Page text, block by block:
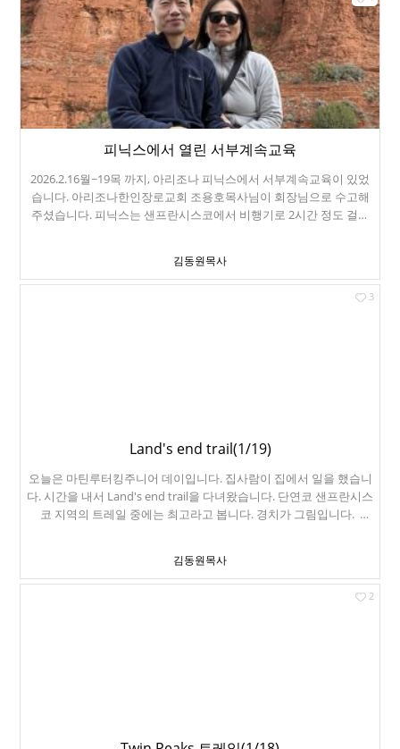
피닉스에서 열린 서부계속교육
2026.2.16월~19목 까지, 아리조나 피닉스에서 서부계속교육이 있었
습니다. 아리조나한인장로교회 조용호목사님이 회장님으로 수고해
주셨습니다. 피닉스는 샌프란시스코에서 비행기로 2시간 정도 걸립
였습니다. 참 좋은 장소였습니다. 동네 이름이 Carefree입니다. 노인
들을 위해서 만든 은퇴도시입니다. 아무 근심도 걱정도 없는 곳이라는
기에 시나구아(Sinagua)부족이 석회암 절벽에 지은 5층짜리 아파트
란다고 하고, 아리조나 주에서도 엄격하게 보호하는 선인장입니다. 맨
뒤에 토니 집사님이 보이네요. 월남전, 한국에서도 복무하신 미 육군
헬기조종사이십니다.
김동원목사
Land's end trail(1/19)
오늘은 마틴루터킹주니어 데이입니다. 집사람이 집에서 일을 했습니
다. 시간을 내서 Land's end trail을 다녀왔습니다. 단연코 샌프란시스
코 지역의 트레일 중에는 최고라고 봅니다. 경치가 그림입니다.
병대는 1942년 8월 7일 과달카날에 상륙했습니다. 그들은 비행장을
점령하고 확보했으며, 이를 '핸더슨 비행장'이라 명명했습니다. 일본
해군은 다시 이곳을 탈환하려고 공격을 했고, 1942년 11월 13일 금요
김동원목사
3
2